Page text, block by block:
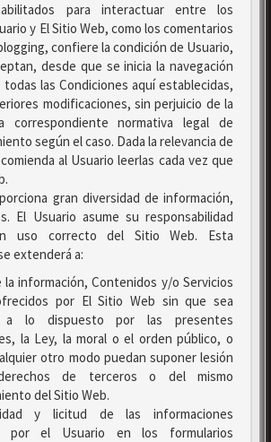
para interactuar entre los
y El Sitio Web, como los comentarios
confiere la condición de Usuario,
desde que se inicia la navegación
las Condiciones aquí establecidas,
modificaciones, sin perjuicio de la
correspondiente normativa legal de
según el caso. Dada la relevancia de
al Usuario leerlas cada vez que
gran diversidad de información,
El Usuario asume su responsabilidad
uso correcto del Sitio Web. Esta
extenderá a:
la información, Contenidos y/o Servicios
por El Sitio Web sin que sea
a lo dispuesto por las presentes
la Ley, la moral o el orden público, o
otro modo puedan suponer lesión
de terceros o del mismo
del Sitio Web.
y licitud de las informaciones
por el Usuario en los formularios